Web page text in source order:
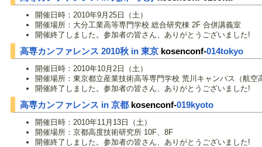
開催日時：2010年9月25日（土）
開催場所：大分工業高等専門学校 総合研究棟 2F 合併講義室
開催終了しました。参加者の皆さん、ありがとうございました!
高専カンファレンス 2010秋 in 東京kosenconf-014tokyo
開催日時：2010年10月2日（土）
開催場所：東京都立産業技術高等専門学校 荒川キャンパス（航空
開催終了しました。参加者の皆さん、ありがとうございました!
高専カンファレンス in 京都kosenconf-019kyoto
開催日時：2010年11月13日（土）
開催場所：京都高度技術研究所 10F、8F
開催終了しました。参加者の皆さん、ありがとうございました!